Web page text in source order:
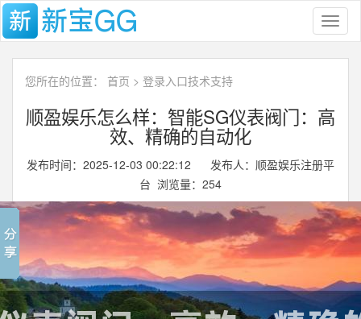
您所在的位置： 首页 > 登录入口技术支持
顺盈娱乐怎么样：智能SG仪表阀门：高
效、精确的自动化
发布时间：2025-12-03 00:22:12 发布人：顺盈娱乐注册平
台 浏览量： 254